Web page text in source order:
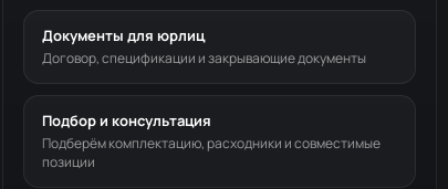
Документы для юрлиц
Договор, спецификации и закрывающие документы
Подбор и консультация
Подберём комплектацию, расходники и совместимые
позиции